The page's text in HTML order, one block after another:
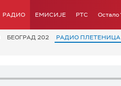
РАДИО ЕМИСИЈЕ РТС Остало
БЕОГРАД 202 РАДИО ПЛЕТЕНИЦА